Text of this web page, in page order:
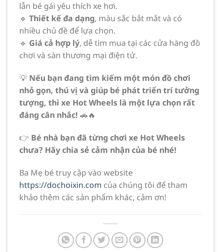
lẫn bé gái yêu thích xe hơi.
🔹 Thiết kế đa dạng, màu sắc bắt mắt và có
nhiều chủ đề để lựa chọn.
🔹 Giá cả hợp lý, dễ tìm mua tại các cửa hàng đồ
chơi và sàn thương mại điện tử.
💡 Nếu bạn đang tìm kiếm một món đồ chơi
nhỏ gọn, thú vị và giúp bé phát triển trí tưởng
tượng, thì xe Hot Wheels là một lựa chọn rất
đáng cân nhắc! 🚗🔥
👉 Bé nhà bạn đã từng chơi xe Hot Wheels
chưa? Hãy chia sẻ cảm nhận của bé nhé!
Ba Mẹ bé truy cập vào website
https://dochoixin.com của chúng tôi để tham
khảo thêm các sản phẩm khác, cảm ơn!